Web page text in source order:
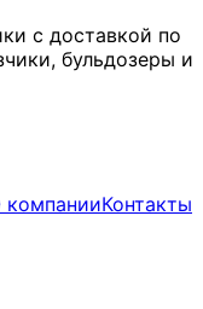
с доставкой по
бульдозеры и
компанииКонтакты